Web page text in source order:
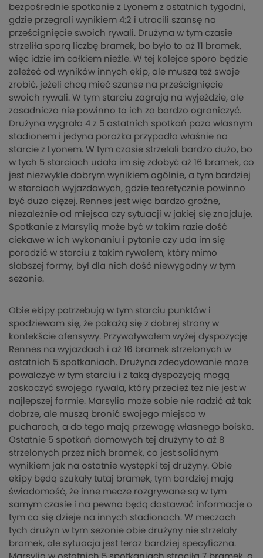
bezpośrednie spotkanie z Lyonem z ostatnich tygodni,
gdzie przegrali wynikiem 4:2 i utracili szansę na
prześcignięcie swoich rywali. Drużyna w tym czasie
strzeliła sporą liczbę bramek, bo było to aż 11 bramek,
więc idzie im całkiem nieźle. W tej kolejce sporo będzie
zależeć od wyników innych ekip, ale muszą też swoje
zrobić, jeżeli chcą mieć szanse na prześcignięcie
swoich rywali. W tym starciu zagrają na wyjeździe, ale
zasadniczo nie powinno to ich za bardzo ograniczyć.
Drużyna wygrała 4 z 5 ostatnich spotkań poza własnym
stadionem i jedyna porażka przypadła właśnie na
starcie z Lyonem. W tym czasie strzelali bardzo dużo, bo
w tych 5 starciach udało im się zdobyć aż 16 bramek, co
jest niezwykle dobrym wynikiem ogólnie, a tym bardziej
w starciach wyjazdowych, gdzie teoretycznie powinno
być dużo ciężej. Rennes jest więc bardzo groźne,
niezależnie od miejsca czy sytuacji w jakiej się znajduje.
Spotkanie z Marsylią może być w takim razie dość
ciekawe w ich wykonaniu i pytanie czy uda im się
poradzić w starciu z takim rywalem, który mimo
słabszej formy, był dla nich dość niewygodny w tym
sezonie.
Obie ekipy potrzebują w tym starciu punktów i
spodziewam się, że pokażą się z dobrej strony w
kontekście ofensywy. Przywoływałem wyżej dyspozycję
Rennes na wyjazdach i aż 16 bramek strzelonych w
ostatnich 5 spotkaniach. Drużyna zdecydowanie może
powalczyć w tym starciu i z taką dyspozycją mogą
zaskoczyć swojego rywala, który przecież też nie jest w
najlepszej formie. Marsylia może sobie nie radzić aż tak
dobrze, ale muszą bronić swojego miejsca w
pucharach, a do tego mają przewagę własnego boiska.
Ostatnie 5 spotkań domowych tej drużyny to aż 8
strzelonych przez nich bramek, co jest solidnym
wynikiem jak na ostatnie występki tej drużyny. Obie
ekipy będą szukały tutaj bramek, tym bardziej mają
świadomość, że inne mecze rozgrywane są w tym
samym czasie i na pewno będą dostawać informacje o
tym co się dzieje na innych stadionach. W meczach
tych drużyn w tym sezonie obie drużyny nie strzelały
bramek, ale sytuacja jest teraz bardziej specyficzna.